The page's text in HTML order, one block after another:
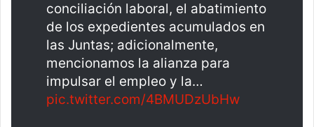
conciliación laboral, el abatimiento
de los expedientes acumulados en
las Juntas; adicionalmente,
mencionamos la alianza para
impulsar el empleo y la…
pic.twitter.com/4BMUDzUbHw